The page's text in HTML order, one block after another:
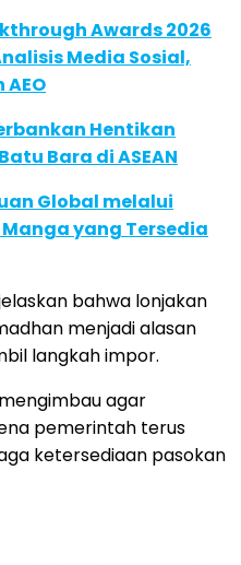
Awards 2026
Media Sosial,
Hentikan
Bara di ASEAN
Global melalui
Manga yang Tersedia
bahwa lonjakan
menjadi alasan
langkah impor.
agar
pemerintah terus
ketersediaan pasokan